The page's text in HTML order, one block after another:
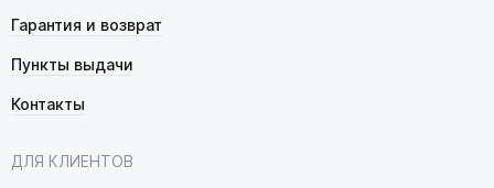
Гарантия и возврат
Пункты выдачи
Контакты
ДЛЯ КЛИЕНТОВ